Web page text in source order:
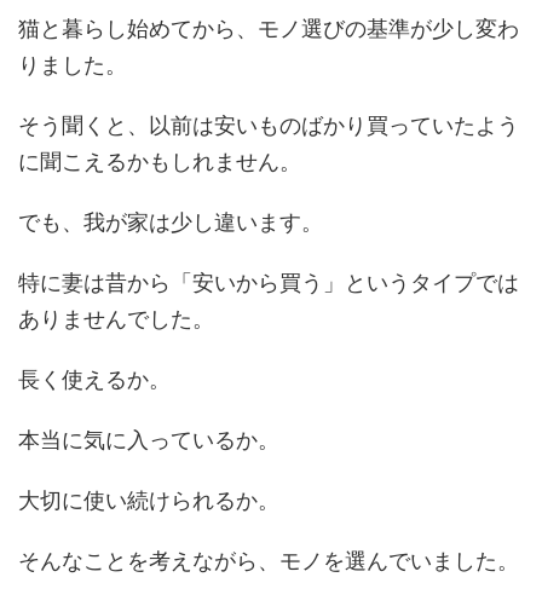
猫と暮らし始めてから、モノ選びの基準が少し変わ
りました。
そう聞くと、以前は安いものばかり買っていたよう
に聞こえるかもしれません。
でも、我が家は少し違います。
特に妻は昔から「安いから買う」というタイプでは
ありませんでした。
長く使えるか。
本当に気に入っているか。
大切に使い続けられるか。
そんなことを考えながら、モノを選んでいました。